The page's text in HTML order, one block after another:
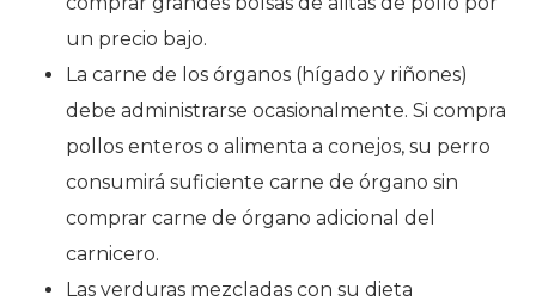
un precio bajo.
La carne de los órganos (hígado y riñones)
debe administrarse ocasionalmente. Si compra
pollos enteros o alimenta a conejos, su perro
consumirá suficiente carne de órgano sin
comprar carne de órgano adicional del
carnicero.
Las verduras mezcladas con su dieta